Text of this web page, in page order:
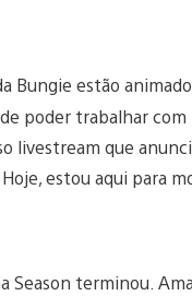
Bungie estão
poder trabalhar
livestream que
estou aqui para
terminou.